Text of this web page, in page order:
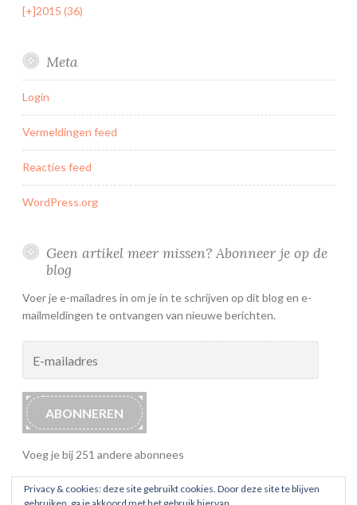
[+]2015 (36)
Meta
Login
Vermeldingen feed
Reacties feed
WordPress.org
Geen artikel meer missen? Abonneer je op de
blog
Voer je e-mailadres in om je in te schrijven op dit blog en e-
mailmeldingen te ontvangen van nieuwe berichten.
mailadres
ABONNEREN
Voeg je bij 251 andere abonnees
Privacy & cookies: deze site gebruikt cookies. Door deze site te blijven